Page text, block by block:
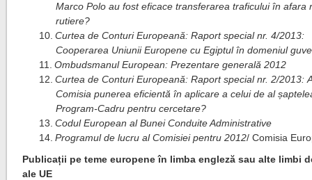
Marco Polo au fost eficace transferarea traficului în afara
rutiere?
10. Curtea de Conturi Europeană: Raport special nr. 4/2013:
Cooperarea Uniunii Europene cu Egiptul în domeniul
11.
Ombudsmanul European: Prezentare generală 2012
12. Curtea de Conturi Europeană: Raport special nr. 2/2013:
Comisia punerea eficientă în aplicare a celui de al
Program-Cadru pentru cercetare?
13. Codul European al Bunei Conduite Administrative
14. Programul de lucru al Comisiei pentru 2012/ Comisia
Publicații pe teme europene în limba engleză sau alte limbi
ale UE